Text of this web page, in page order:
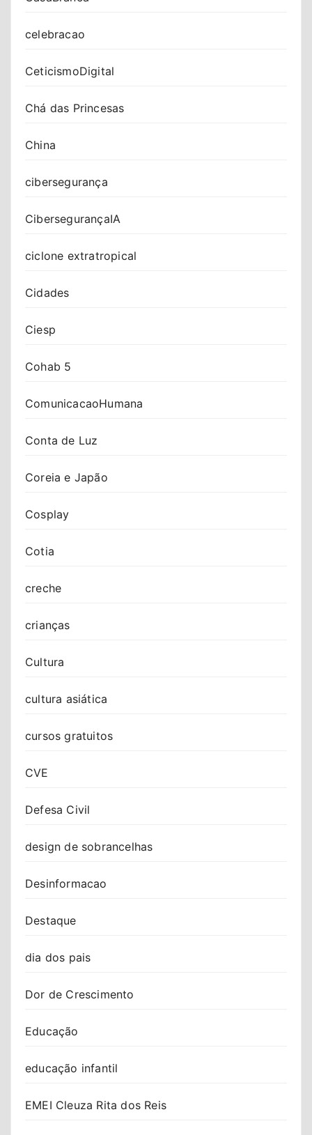
celebracao
CeticismoDigital
Chá das Princesas
China
cibersegurança
CibersegurançaIA
ciclone extratropical
Cidades
Ciesp
Cohab 5
ComunicacaoHumana
Conta de Luz
Coreia e Japão
Cosplay
Cotia
creche
crianças
Cultura
cultura asiática
cursos gratuitos
CVE
Defesa Civil
design de sobrancelhas
Desinformacao
Destaque
dia dos pais
Dor de Crescimento
Educação
educação infantil
EMEI Cleuza Rita dos Reis